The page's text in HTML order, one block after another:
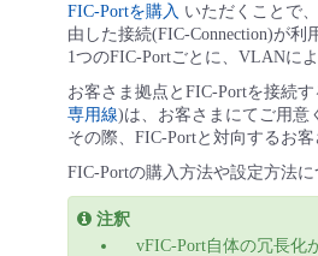
FIC-Portを購入 いただくことで
由した接続(FIC-Connection)が利
1つのFIC-Portごとに、VLANに
お客さま拠点とFIC-Portを接続
専用線)は、お客さまにてご用意
その際、FIC-Portと対向するお
FIC-Portの購入方法や設定方法
注釈
vFIC-Port自体の冗長化